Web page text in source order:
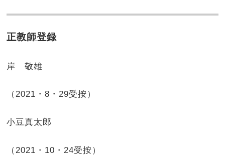
正教師登録
岸 敬雄
（2021・8・29受按）
小豆真太郎
（2021・10・24受按）